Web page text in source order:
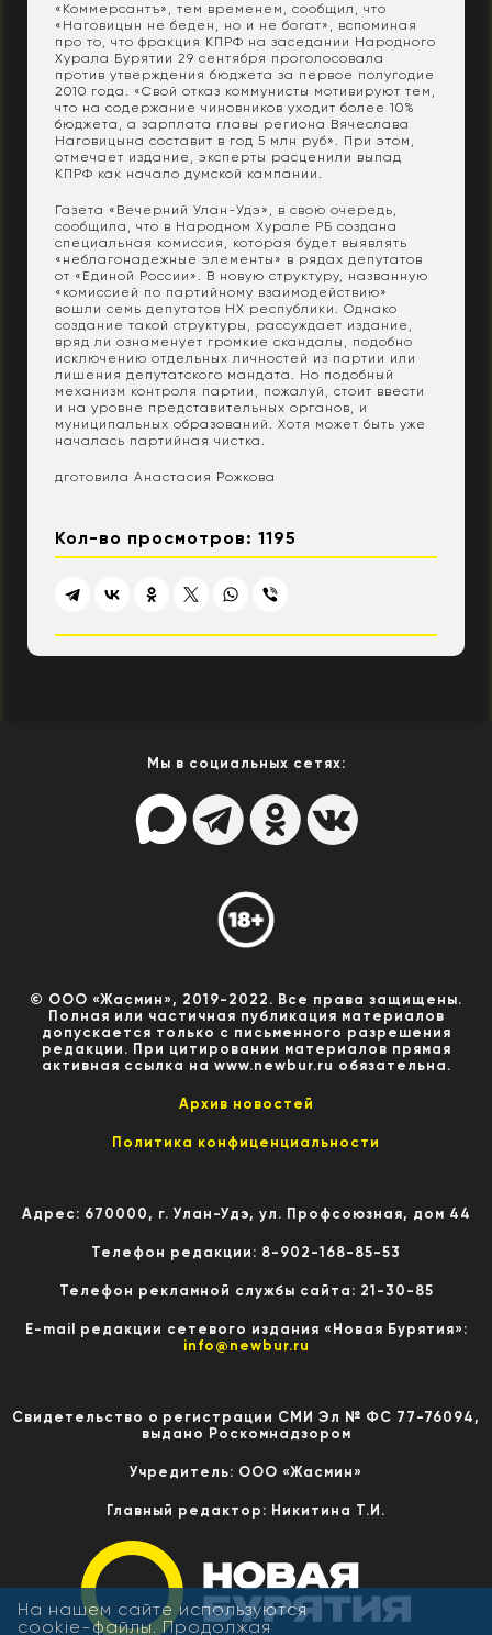
«Коммерсантъ», тем временем, сообщил, что
«Наговицын не беден, но и не богат», вспоминая
про то, что фракция КПРФ на заседании Народного
Хурала Бурятии 29 сентября проголосовала
против утверждения бюджета за первое полугодие
2010 года. «Свой отказ коммунисты мотивируют тем,
что на содержание чиновников уходит более 10%
бюджета, а зарплата главы региона Вячеслава
Наговицына составит в год 5 млн руб». При этом,
отмечает издание, эксперты расценили выпад
КПРФ как начало думской кампании.
Газета «Вечерний Улан-Удэ», в свою очередь,
сообщила, что в Народном Хурале РБ создана
специальная комиссия, которая будет выявлять
«неблагонадежные элементы» в рядах депутатов
от «Единой России». В новую структуру, названную
«комиссией по партийному взаимодействию»
вошли семь депутатов НХ республики. Однако
создание такой структуры, рассуждает издание,
вряд ли ознаменует громкие скандалы, подобно
исключению отдельных личностей из партии или
лишения депутатского мандата. Но подобный
механизм контроля партии, пожалуй, стоит ввести
и на уровне представительных органов, и
муниципальных образований. Хотя может быть уже
началась партийная чистка.
дготовила Анастасия Рожкова
Кол-во просмотров: 1195
Мы в социальных сетях:
© ООО «Жасмин», 2019-2022. Все права защищены.
Полная или частичная публикация материалов
допускается только с письменного разрешения
редакции. При цитировании материалов прямая
активная ссылка на www.newbur.ru обязательна.
Архив новостей
Политика конфиценциальности
Адрес: 670000, г. Улан-Удэ, ул. Профсоюзная, дом 44
Телефон редакции: 8-902-168-85-53
Телефон рекламной службы сайта: 21-30-85
E-mail редакции сетевого издания «Новая Бурятия»:
info@newbur.ru
Свидетельство о регистрации СМИ Эл № ФС 77-76094,
выдано Роскомнадзором
Учредитель: ООО «Жасмин»
Главный редактор: Никитина Т.И.
На нашем сайте используются
cookie-файлы. Продолжая